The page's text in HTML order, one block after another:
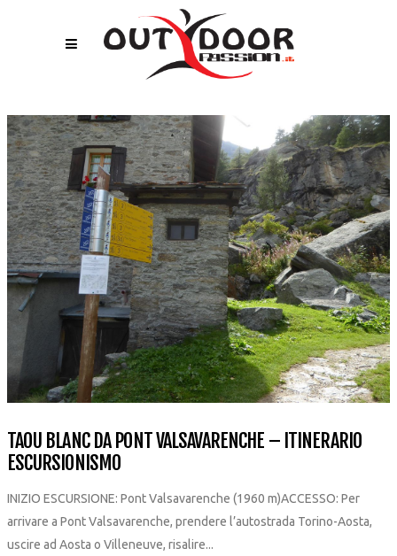
TAOU BLANC DA PONT VALSAVARENCHE – ITINERARIO
ESCURSIONISMO
INIZIO ESCURSIONE: Pont Valsavarenche (1960 m)ACCESSO: Per
arrivare a Pont Valsavarenche, prendere l’autostrada Torino-Aosta,
uscire ad Aosta o Villeneuve, risalire...